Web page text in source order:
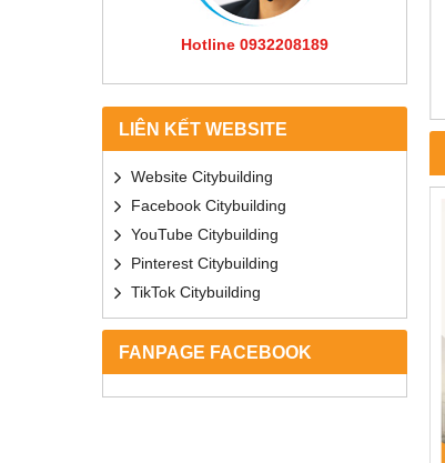
Hotline 0932208189
LIÊN KẾT WEBSITE
Website Citybuilding
Facebook Citybuilding
YouTube Citybuilding
Pinterest Citybuilding
TikTok Citybuilding
FANPAGE FACEBOOK
MẠ TITAN GOLD, ROSE, BLACK CAO
CẤP | CITYBUILDING